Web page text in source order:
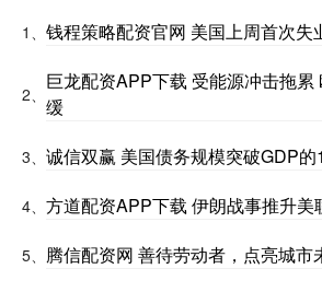
1、 钱程策略配资官网 美国上周首次失
2、
巨龙配资APP下载 受能源冲击拖
缓
3、 诚信双赢 美国债务规模突破GDP的
4、 方道配资APP下载 伊朗战事推升美
5、 腾信配资网 善待劳动者，点亮城市